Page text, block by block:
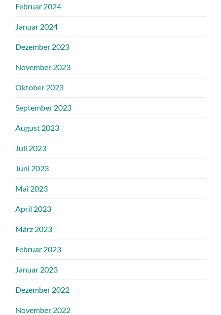
Februar 2024
Januar 2024
Dezember 2023
November 2023
Oktober 2023
September 2023
August 2023
Juli 2023
Juni 2023
Mai 2023
April 2023
März 2023
Februar 2023
Januar 2023
Dezember 2022
November 2022